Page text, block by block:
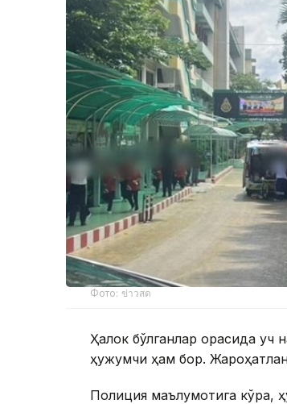
Фото: ข่าวสด
Ҳалок бўлганлар орасида уч
ҳужумчи ҳам бор.
Полиция маълумотига кўра,